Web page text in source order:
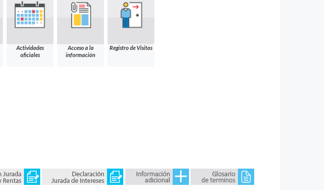
Actividades
oficiales
Acceso a la
información
Registro de Visitas